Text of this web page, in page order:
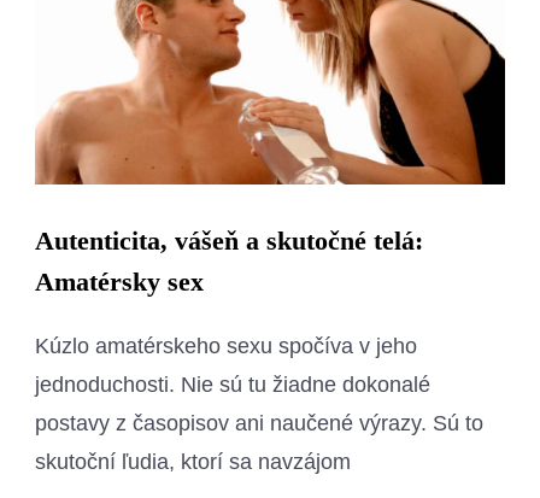
Autenticita, vášeň a skutočné telá:
Amatérsky sex
Kúzlo amatérskeho sexu spočíva v jeho
jednoduchosti. Nie sú tu žiadne dokonalé
postavy z časopisov ani naučené výrazy. Sú to
skutoční ľudia, ktorí sa navzájom